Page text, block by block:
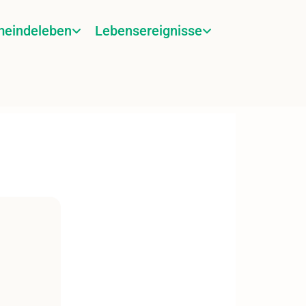
Lebensereignisse